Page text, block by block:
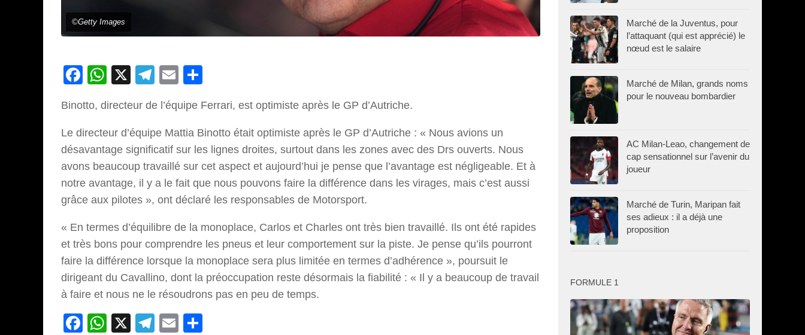
©Getty Images
Facebook
WhatsApp
X Telegram
Email
Binotto, directeur de l’équipe Ferrari, est optimiste après le GP d’Autriche.
Le directeur d’équipe Mattia Binotto était optimiste après le GP d’Autriche : « Nous avions un
désavantage significatif sur les lignes droites, surtout dans les zones avec des Drs ouverts. Nous
avons beaucoup travaillé sur cet aspect et aujourd’hui je pense que l’avantage est négligeable. Et à
notre avantage, il y a le fait que nous pouvons faire la différence dans les virages, mais c’est aussi
grâce aux pilotes », ont déclaré les responsables de Motorsport.
« En termes d’équilibre de la monoplace, Carlos et Charles ont très bien travaillé. Ils ont été rapides
et très bons pour comprendre les pneus et leur comportement sur la piste. Je pense qu’ils pourront
faire la différence lorsque la monoplace sera plus limitée en termes d’adhérence », poursuit le
dirigeant du Cavallino, dont la préoccupation reste désormais la fiabilité : « Il y a beaucoup de travail
à faire et nous ne le résoudrons pas en peu de temps.
Facebook
WhatsApp
X Telegram
Email
Marché de la Juventus, pour
l’attaquant (qui est apprécié) le
nœud est le salaire
Marché de Milan, grands noms
pour le nouveau bombardier
AC Milan-Leao, changement de
cap sensationnel sur l’avenir du
joueur
Marché de Turin, Maripan fait
ses adieux : il a déjà une
proposition
FORMULE 1